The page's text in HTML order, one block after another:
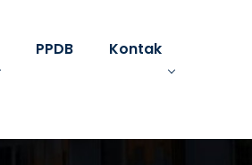
PPDB Kontak